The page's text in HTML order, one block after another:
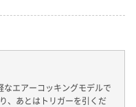
なエアーコッキングモデルで
、あとはトリガーを引くだ